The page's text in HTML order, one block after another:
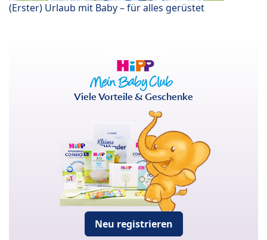
(Erster) Urlaub mit Baby – für alles gerüstet
Viele Vorteile & Geschenke
Neu registrieren